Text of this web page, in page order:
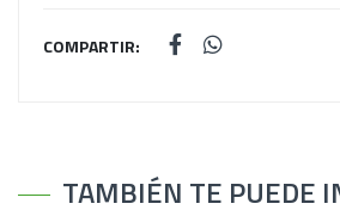
COMPARTIR:
TAMBIÉN TE PUEDE